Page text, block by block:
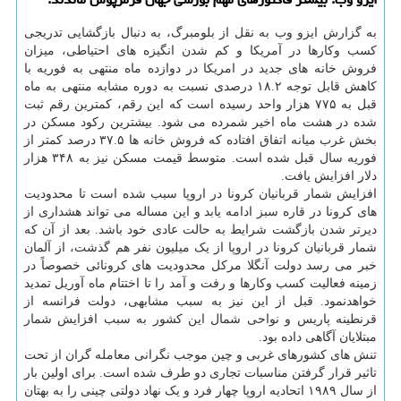
به گزارش ایزو وب به نقل از بلومبرگ، به دنبال بازگشایی تدریجی
کسب وکارها در آمریکا و کم شدن انگیزه های احتیاطی، میزان
فروش خانه های جدید در امریکا در دوازده ماه منتهی به فوریه با
کاهش قابل توجه ۱۸.۲ درصدی نسبت به دوره مشابه منتهی به ماه
قبل به ۷۷۵ هزار واحد رسیده است که این رقم، کمترین رقم ثبت
شده در هشت ماه اخیر شمرده می شود. بیشترین رکود مسکن در
بخش غرب میانه اتفاق افتاده که فروش خانه ها ۳۷.۵ درصد کمتر از
فوریه سال قبل شده است. متوسط قیمت مسکن نیز به ۳۴۸ هزار
دلار افزایش یافت.
افزایش شمار قربانیان کرونا در اروپا سبب شده است تا محدودیت
های کرونا در قاره سبز ادامه یابد و این مساله می تواند هشداری از
دیرتر شدن بازگشت شرایط به حالت عادی خود باشد. بعد از آن که
شمار قربانیان کرونا در اروپا از یک میلیون نفر هم گذشت، از آلمان
خبر می رسد دولت آنگلا مرکل محدودیت های کرونائی خصوصاً در
زمینه فعالیت کسب وکارها و رفت و آمد را تا اختتام ماه آوریل تمدید
خواهدنمود. قبل از این نیز به سبب مشابهی، دولت فرانسه از
قرنطینه پاریس و نواحی شمال این کشور به سبب افزایش شمار
مبتلایان آگاهی داده بود.
تنش های کشورهای غربی و چین موجب نگرانی معامله گران از تحت
تاثیر قرار گرفتن مناسبات تجاری دو طرف شده است. برای اولین بار
از سال ۱۹۸۹ اتحادیه اروپا چهار فرد و یک نهاد دولتی چینی را به بهتان